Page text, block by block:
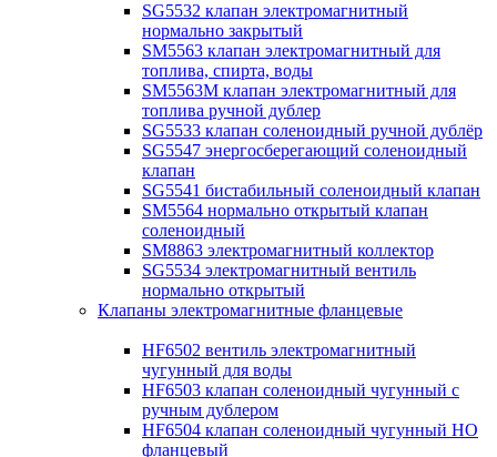
SG5532 клапан электромагнитный
нормально закрытый
SM5563 клапан электромагнитный для
топлива, спирта, воды
SM5563M клапан электромагнитный для
топлива ручной дублер
SG5533 клапан соленоидный ручной дублёр
SG5547 энергосберегающий соленоидный
клапан
SG5541 бистабильный соленоидный клапан
SM5564 нормально открытый клапан
соленоидный
SM8863 электромагнитный коллектор
SG5534 электромагнитный вентиль
нормально открытый
Клапаны электромагнитные фланцевые
HF6502 вентиль электромагнитный
чугунный для воды
HF6503 клапан соленоидный чугунный с
ручным дублером
HF6504 клапан соленоидный чугунный НО
фланцевый